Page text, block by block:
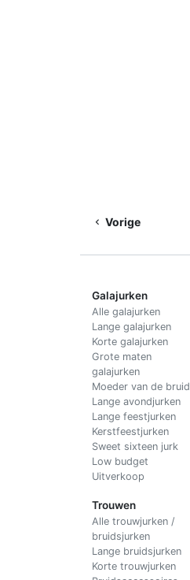
Vorige
Galajurken
Alle galajurken
Lange galajurken
Korte galajurken
Grote maten
galajurken
Moeder van de bruid
Lange avondjurken
Lange feestjurken
Kerstfeestjurken
Sweet sixteen jurk
Low budget
Uitverkoop
Trouwen
Alle trouwjurken /
bruidsjurken
Lange bruidsjurken
Korte trouwjurken